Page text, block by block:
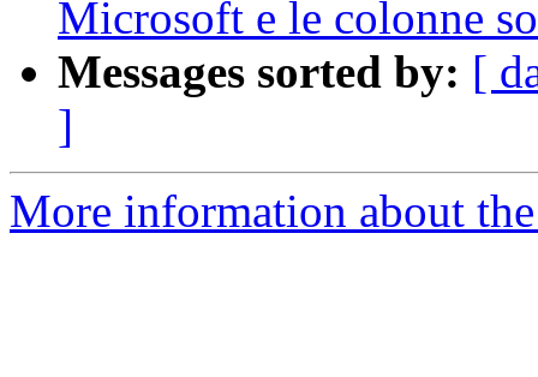
Microsoft e le colonne
Messages sorted by: [
]
More information about